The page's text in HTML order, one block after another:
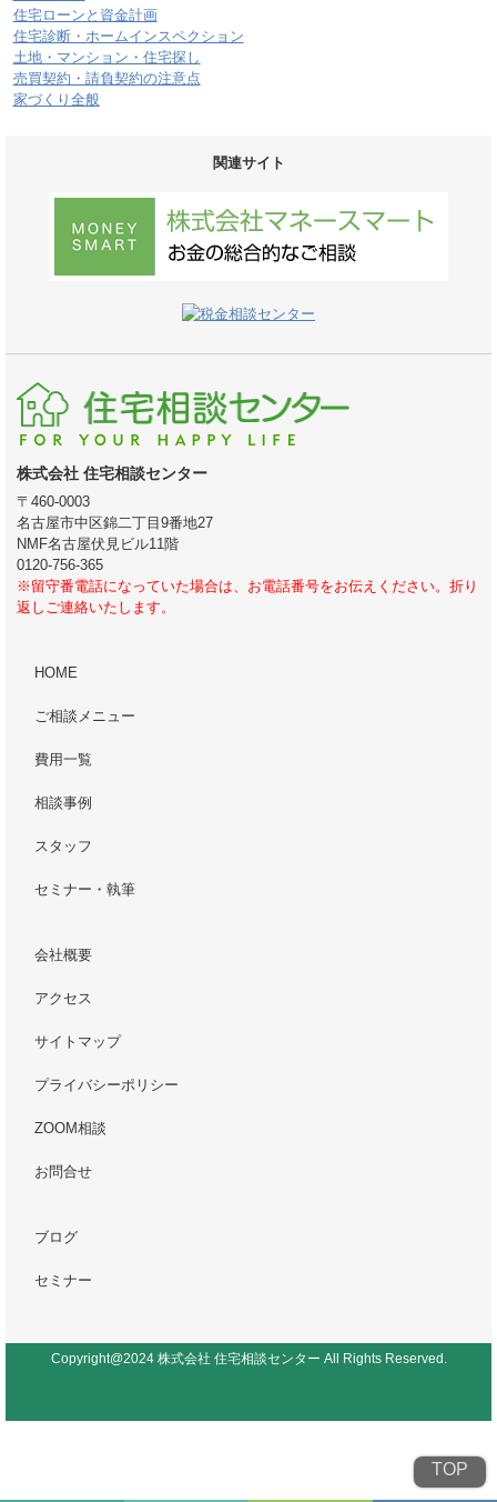
住宅ローンと資金計画
住宅診断・ホームインスペクション
土地・マンション・住宅探し
売買契約・請負契約の注意点
家づくり全般
関連サイト
株式会社 住宅相談センター
〒460-0003
名古屋市中区錦二丁目9番地27
NMF名古屋伏見ビル11階
0120-756-365
※留守番電話になっていた場合は、お電話番号をお伝えください。折り
返しご連絡いたします。
HOME
ご相談メニュー
費用一覧
相談事例
スタッフ
セミナー・執筆
会社概要
アクセス
サイトマップ
プライバシーポリシー
ZOOM相談
お問合せ
ブログ
セミナー
Copyright@2024 株式会社 住宅相談センター All Rights Reserved.
TOP